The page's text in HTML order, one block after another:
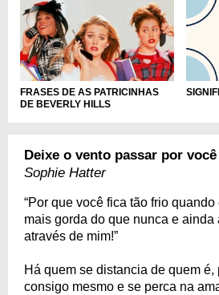
FRASES DE AS PATRICINHAS
DE BEVERLY HILLS
Deixe o vento passar por você
Sophie Hatter
“Por que você fica tão frio
mais gorda do que nunca e ainda
através de mim!”
Há quem se distancia de quem
consigo mesmo e se perca na